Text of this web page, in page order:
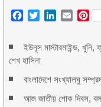
Facebook
TwitterLinkedIn
Email
ইউনূস মাস্টারমাইন্ড, খুনি,
শেখ হাসিনা
বাংলাদেশে সংখ্যালঘু
আজ জাতীয় শোক দিবস,